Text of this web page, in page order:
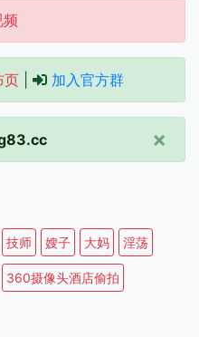
频
页| 加入官方群
×
技师 嫂子 大妈 淫荡
360摄像头酒店偷拍